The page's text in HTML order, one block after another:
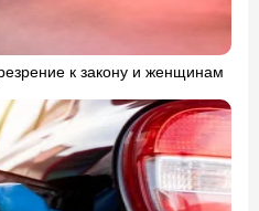
к закону и женщинам